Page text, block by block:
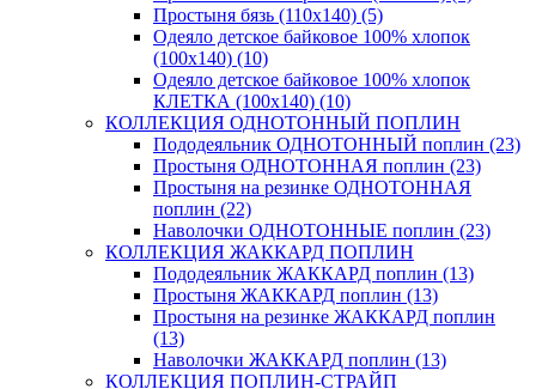
Простыня бязь (110х140) (5)
Одеяло детское байковое 100% хлопок
(100х140) (10)
Одеяло детское байковое 100% хлопок
КЛЕТКА (100х140) (10)
КОЛЛЕКЦИЯ ОДНОТОННЫЙ ПОПЛИН
Пододеяльник ОДНОТОННЫЙ поплин (23)
Простыня ОДНОТОННАЯ поплин (23)
Простыня на резинке ОДНОТОННАЯ
поплин (22)
Наволочки ОДНОТОННЫЕ поплин (23)
КОЛЛЕКЦИЯ ЖАККАРД ПОПЛИН
Пододеяльник ЖАККАРД поплин (13)
Простыня ЖАККАРД поплин (13)
Простыня на резинке ЖАККАРД поплин
(13)
Наволочки ЖАККАРД поплин (13)
КОЛЛЕКЦИЯ ПОПЛИН-СТРАЙП